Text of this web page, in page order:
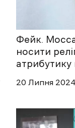
Фейк.
носити
атрибутику
20 Липня 2024